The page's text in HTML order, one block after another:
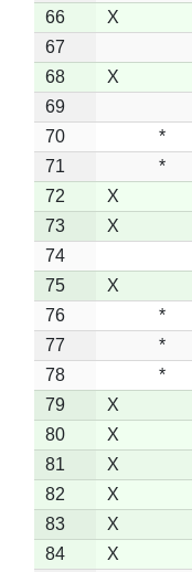
66
X
67
68
X
69
70
*
71
*
72
X
73
X
74
75
X
76
*
77
*
78
*
79
X
80
X
81
X
82
X
83
X
84
X